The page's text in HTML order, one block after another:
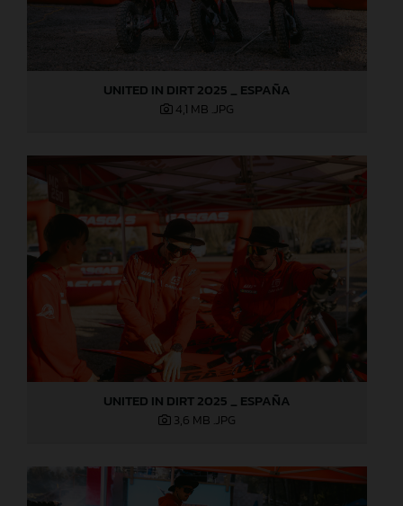
UNITED IN DIRT 2025 _ ESPAÑA
4,1 MB .JPG
UNITED IN DIRT 2025 _ ESPAÑA
3,6 MB .JPG